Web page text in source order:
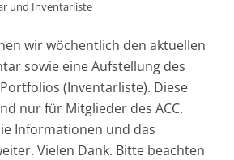
und Inventarliste
wir wöchentlich den aktuellen
sowie eine Aufstellung des
(Inventarliste). Diese
nur für Mitglieder des ACC.
Informationen und das
Vielen Dank. Bitte beachten